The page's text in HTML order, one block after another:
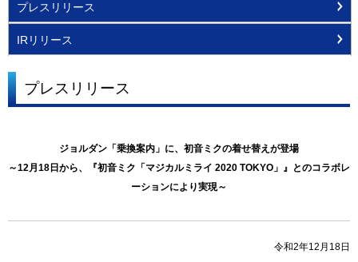
プレスリリース
IRリリース
プレスリリース
ジョルダン「乗換案内」に、初音ミクの着せ替えが登場
～12月18日から、『初音ミク「マジカルミライ 2020 TOKYO」』とのコラボレ
ーションにより実現～
令和2年12月18日